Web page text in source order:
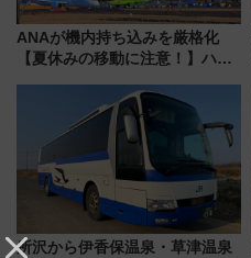
ANAが機内持ち込みを厳格化
【夏休みの移動に注意！】ハン
「身の回り品」新サイズ制限
(40×30×20cm)おさらい
所沢から伊香保温泉・草津温泉